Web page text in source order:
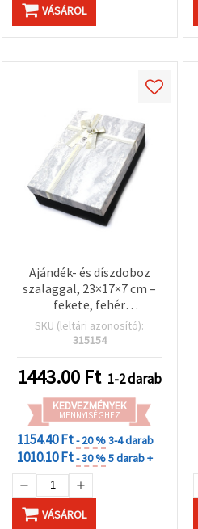
VÁSÁROL
Ajándék- és díszdoboz
szalaggal, 23×17×7 cm –
fekete, fehér
márványhatású fedél
SKU (leltári azonosító):
315154
1443.00 Ft 1-2 darab
KEDVEZMÉNYEK
MENNYISÉGHEZ
1154.40 Ft- 20 %3-4 darab
1010.10 Ft- 30 %5 darab +
VÁSÁROL